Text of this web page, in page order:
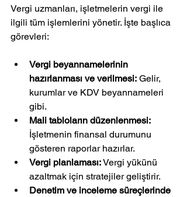
Vergi uzmanları, işletmelerin vergi ile
ilgili tüm işlemlerini yönetir. İşte başlıca
görevleri:
Vergi beyannamelerinin
hazırlanması ve verilmesi: Gelir,
kurumlar ve KDV beyannameleri
gibi.
Mali tabloların düzenlenmesi:
İşletmenin finansal durumunu
gösteren raporlar hazırlar.
Vergi planlaması: Vergi yükünü
azaltmak için stratejiler geliştirir.
Denetim ve inceleme süreçlerinde